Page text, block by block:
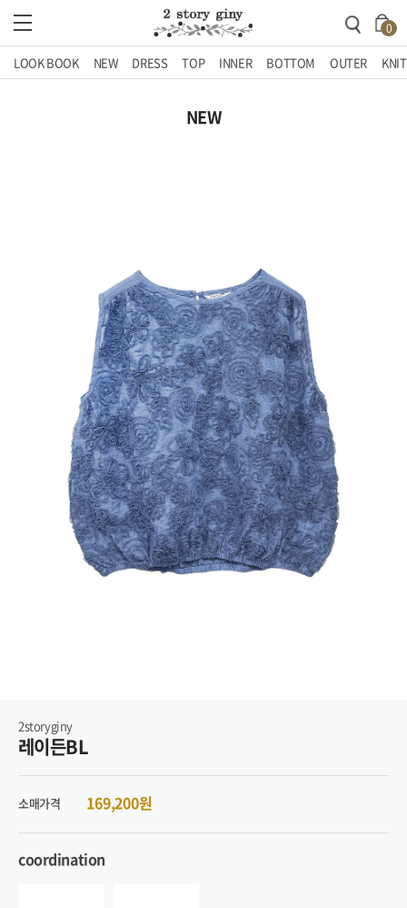
0
LOOK BOOK NEW DRESS TOP INNER BOTTOM OUTER KNIT
NEW
2storyginy
레이든BL
소매가격 169,200원
coordination